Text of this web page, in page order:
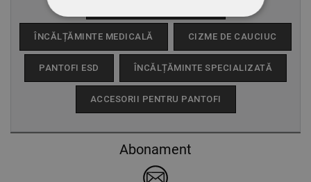
ÎNCĂLȚĂMINTE MEDICALĂ CIZME DE CAUCIUC
PANTOFI ESD ÎNCĂLȚĂMINTE SPECIALIZATĂ
ACCESORII PENTRU PANTOFI
Abonament
STRICT NECESARE
DE PERFORMANȚĂ
DE TARGETARE
NECLASIFICATE